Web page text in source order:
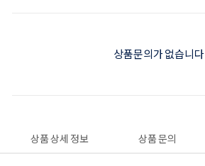
상품문의가 없습니다
상품 상세 정보 상품 문의